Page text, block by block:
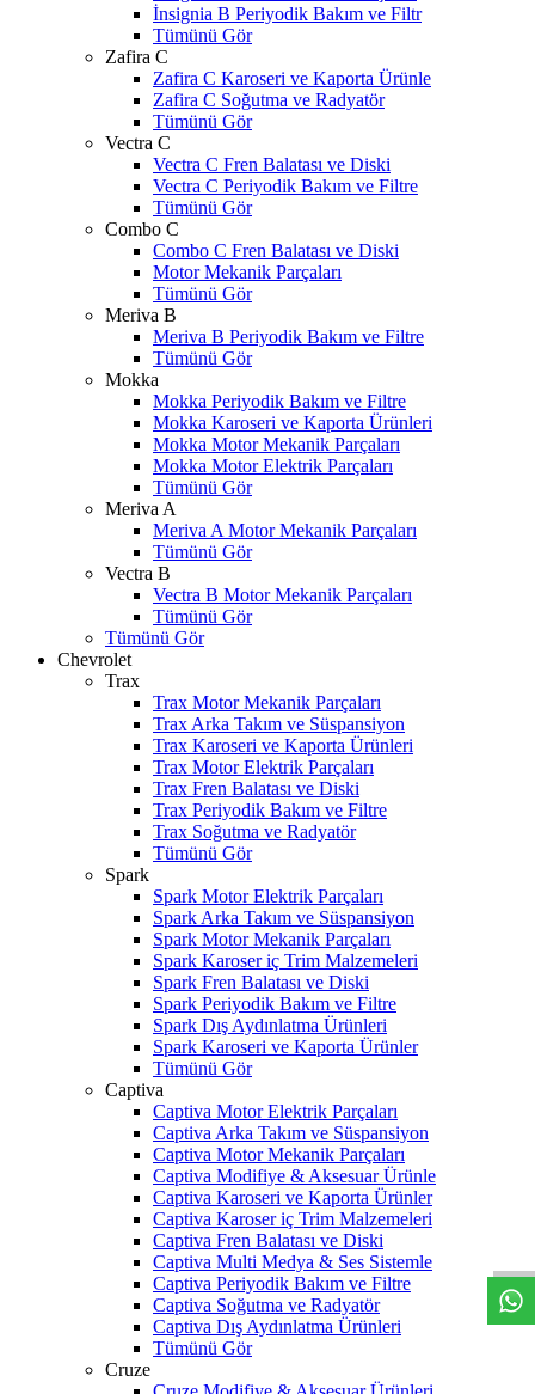
İnsignia B Periyodik Bakım ve Filtr
Tümünü Gör
Zafira C
Zafira C Karoseri ve Kaporta Ürünle
Zafira C Soğutma ve Radyatör
Tümünü Gör
Vectra C
Vectra C Fren Balatası ve Diski
Vectra C Periyodik Bakım ve Filtre
Tümünü Gör
Combo C
Combo C Fren Balatası ve Diski
Motor Mekanik Parçaları
Tümünü Gör
Meriva B
Meriva B Periyodik Bakım ve Filtre
Tümünü Gör
Mokka
Mokka Periyodik Bakım ve Filtre
Mokka Karoseri ve Kaporta Ürünleri
Mokka Motor Mekanik Parçaları
Mokka Motor Elektrik Parçaları
Tümünü Gör
Meriva A
Meriva A Motor Mekanik Parçaları
Tümünü Gör
Vectra B
Vectra B Motor Mekanik Parçaları
Tümünü Gör
Tümünü Gör
Chevrolet
Trax
Trax Motor Mekanik Parçaları
Trax Arka Takım ve Süspansiyon
Trax Karoseri ve Kaporta Ürünleri
Trax Motor Elektrik Parçaları
Trax Fren Balatası ve Diski
Trax Periyodik Bakım ve Filtre
Trax Soğutma ve Radyatör
Tümünü Gör
Spark
Spark Motor Elektrik Parçaları
Spark Arka Takım ve Süspansiyon
Spark Motor Mekanik Parçaları
Spark Karoser iç Trim Malzemeleri
Spark Fren Balatası ve Diski
Spark Periyodik Bakım ve Filtre
Spark Dış Aydınlatma Ürünleri
Spark Karoseri ve Kaporta Ürünler
Tümünü Gör
Captiva
Captiva Motor Elektrik Parçaları
Captiva Arka Takım ve Süspansiyon
Captiva Motor Mekanik Parçaları
Captiva Modifiye & Aksesuar Ürünle
Captiva Karoseri ve Kaporta Ürünler
Captiva Karoser iç Trim Malzemeleri
Captiva Fren Balatası ve Diski
Captiva Multi Medya & Ses Sistemle
Captiva Periyodik Bakım ve Filtre
Captiva Soğutma ve Radyatör
Captiva Dış Aydınlatma Ürünleri
Tümünü Gör
Cruze